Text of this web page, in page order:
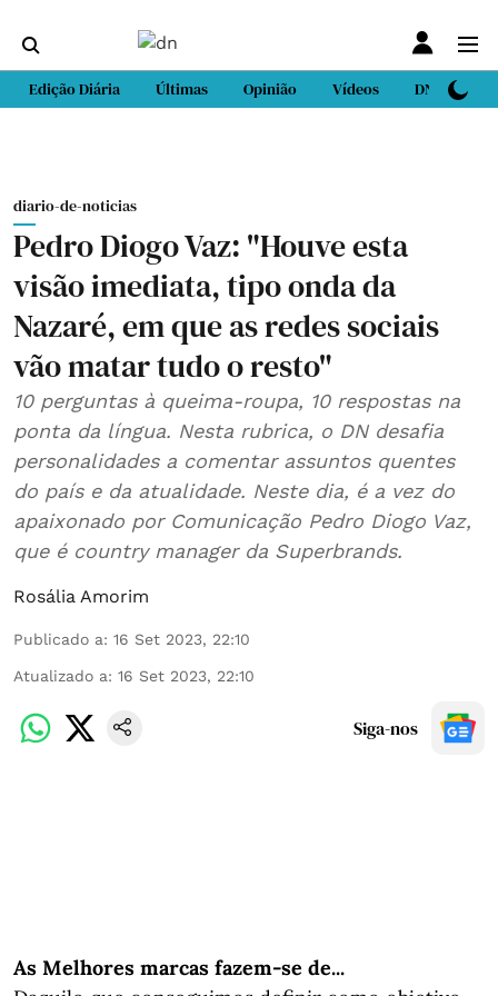
Edição Diária Últimas Opinião Vídeos DN Sport
diario-de-noticias
Pedro Diogo Vaz: "Houve esta
visão imediata, tipo onda da
Nazaré, em que as redes sociais
vão matar tudo o resto"
10 perguntas à queima-roupa, 10 respostas na
ponta da língua. Nesta rubrica, o DN desafia
personalidades a comentar assuntos quentes
do país e da atualidade. Neste dia, é a vez do
apaixonado por Comunicação Pedro Diogo Vaz,
que é country manager da Superbrands.
Rosália Amorim
Publicado a: 16 Set 2023, 22:10
Atualizado a: 16 Set 2023, 22:10
Siga-nos
As Melhores marcas fazem-se de...